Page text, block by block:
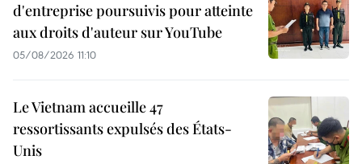
d'entreprise poursuivis pour atteinte
aux droits d'auteur sur YouTube
05/08/2026 11:10
Le Vietnam accueille 47
ressortissants expulsés des États-
Unis